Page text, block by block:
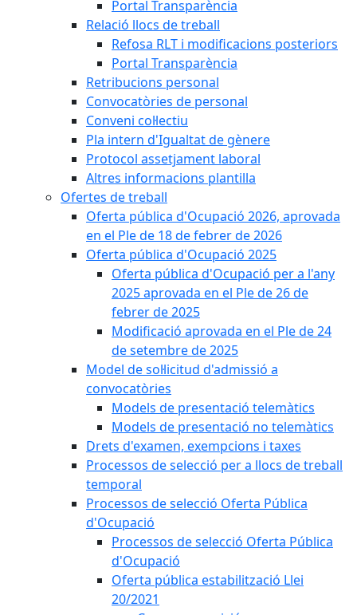
Portal Transparència
Relació llocs de treball
Refosa RLT i modificacions posteriors
Portal Transparència
Retribucions personal
Convocatòries de personal
Conveni col·lectiu
Pla intern d'Igualtat de gènere
Protocol assetjament laboral
Altres informacions plantilla
Ofertes de treball
Oferta pública d'Ocupació 2026, aprovada
en el Ple de 18 de febrer de 2026
Oferta pública d'Ocupació 2025
Oferta pública d'Ocupació per a l'any
2025 aprovada en el Ple de 26 de
febrer de 2025
Modificació aprovada en el Ple de 24
de setembre de 2025
Model de sol·licitud d'admissió a
convocatòries
Models de presentació telemàtics
Models de presentació no telemàtics
Drets d'examen, exempcions i taxes
Processos de selecció per a llocs de treball
temporal
Processos de selecció Oferta Pública
d'Ocupació
Processos de selecció Oferta Pública
d'Ocupació
Oferta pública estabilització Llei
20/2021